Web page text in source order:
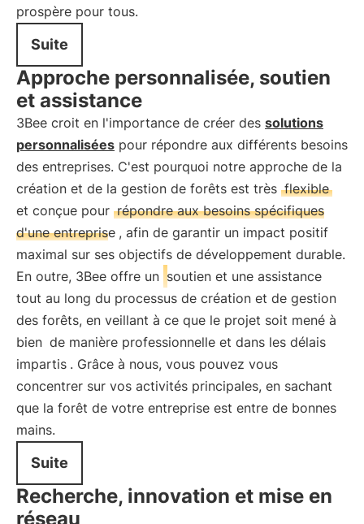
prospère pour tous.
Suite
Approche personnalisée, soutien
et assistance
3Bee croit en l'importance de créer des solutions
personnalisées pour répondre aux différents besoins
des entreprises. C'est pourquoi notre approche de la
création et de la gestion de forêts est très flexible
et conçue pour répondre aux besoins spécifiques
d'une entreprise , afin de garantir un impact positif
maximal sur ses objectifs de développement durable.
En outre, 3Bee offre un soutien et une assistance
tout au long du processus de création et de gestion
des forêts, en veillant à ce que le projet soit mené à
bien de manière professionnelle et dans les délais
impartis . Grâce à nous, vous pouvez vous
concentrer sur vos activités principales, en sachant
que la forêt de votre entreprise est entre de bonnes
mains.
Suite
Recherche, innovation et mise en
réseau